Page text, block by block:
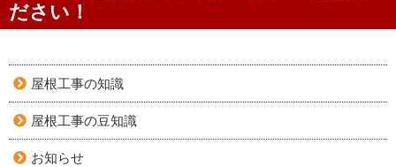
ださい！
屋根工事の知識
屋根工事の豆知識
お知らせ